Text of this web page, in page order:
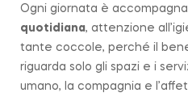
Ogni giornata è
quotidiana, attenzione
tante coccole, perché il
riguarda solo gli spazi e i
umano, la compagnia e